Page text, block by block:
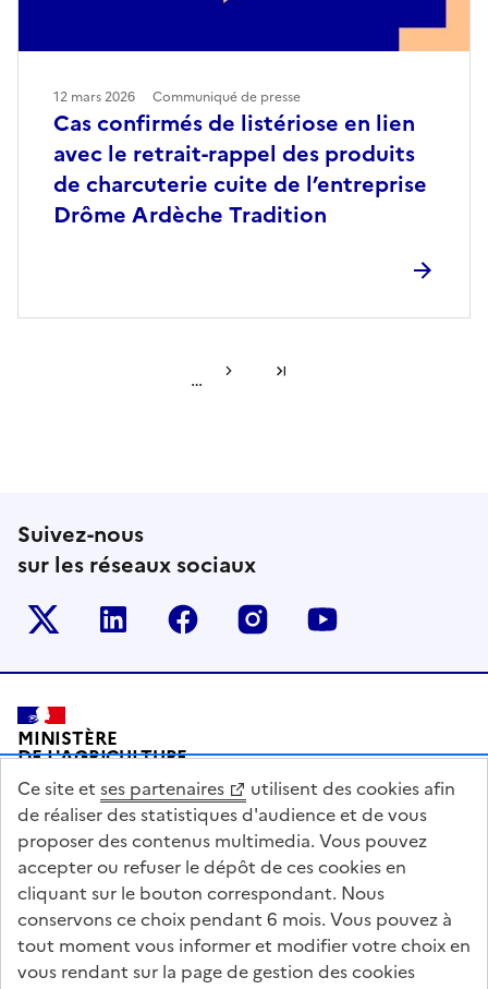
Cas confirmés de listériose en lien
avec le retrait-rappel des produits
de charcuterie cuite de l’entreprise
Drôme Ardèche Tradition
12 mars 2026 Communiqué de presse
… Page suivante
Suivez-nous
sur les réseaux sociaux
Le ministère sur Twitter
Le ministère sur LinkedIn
Le ministère sur Facebook
Le ministère sur
Pied de page
MINISTÈRE
DE L'AGRICULTURE
DE L'AGRO-ALIMENTAIRE
ET DE LA SOUVERAINETÉ
ALIMENTAIRE
legifrance.gouv.fr
info.gouv.fr
service-public.gouv.fr
data.gouv.fr
Ce site et ses partenaires
utilisent des cookies afin
de réaliser des statistiques d'audience et de vous
proposer des contenus multimedia. Vous pouvez
accepter ou refuser le dépôt de ces cookies en
cliquant sur le bouton correspondant. Nous
conservons ce choix pendant 6 mois. Vous pouvez à
tout moment vous informer et modifier votre choix en
vous rendant sur la page de gestion des cookies